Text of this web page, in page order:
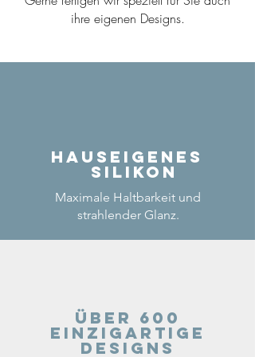
ihre eigenen Designs.
Hauseigenes
Silikon
Maximale Haltbarkeit und
strahlender Glanz.
Über 600
einzigartige
Designs